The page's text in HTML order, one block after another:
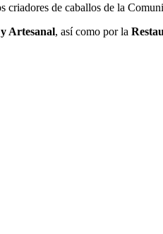
de caballos de la
Artesanal, así como por la